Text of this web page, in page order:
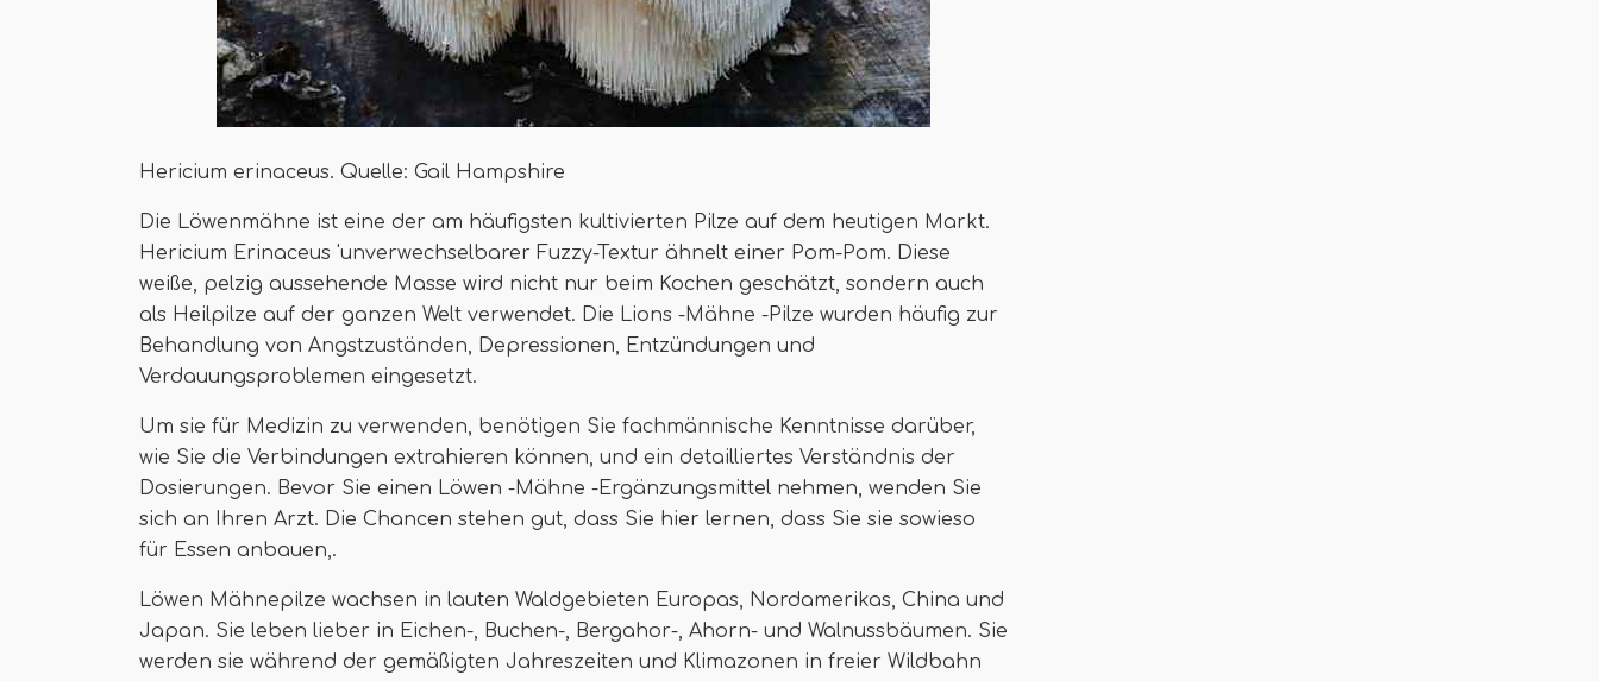
Hericium erinaceus. Quelle: Gail Hampshire
Die Löwenmähne ist eine der am häufigsten kultivierten Pilze auf dem heutigen Markt.
Hericium Erinaceus 'unverwechselbarer Fuzzy-Textur ähnelt einer Pom-Pom. Diese
weiße, pelzig aussehende Masse wird nicht nur beim Kochen geschätzt, sondern auch
als Heilpilze auf der ganzen Welt verwendet. Die Lions -Mähne -Pilze wurden häufig zur
Behandlung von Angstzuständen, Depressionen, Entzündungen und
Verdauungsproblemen eingesetzt.
Um sie für Medizin zu verwenden, benötigen Sie fachmännische Kenntnisse darüber,
wie Sie die Verbindungen extrahieren können, und ein detailliertes Verständnis der
Dosierungen. Bevor Sie einen Löwen -Mähne -Ergänzungsmittel nehmen, wenden Sie
sich an Ihren Arzt. Die Chancen stehen gut, dass Sie hier lernen, dass Sie sie sowieso
für Essen anbauen,.
Löwen Mähnepilze wachsen in lauten Waldgebieten Europas, Nordamerikas, China und
Japan. Sie leben lieber in Eichen-, Buchen-, Bergahor-, Ahorn- und Walnussbäumen. Sie
werden sie während der gemäßigten Jahreszeiten und Klimazonen in freier Wildbahn